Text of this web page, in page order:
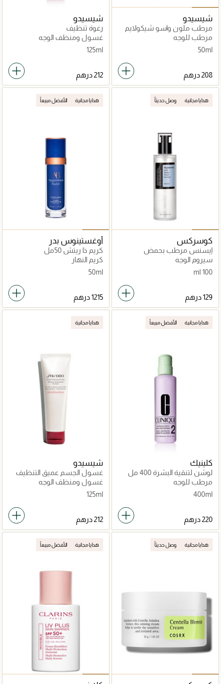
شيسيدو
مرطب ملون واسو شيكولايم
50مل
مرطب للوجه
50ml
شيسيدو
رغوة تنظيف
غسول ومنظف الوجه
125ml
هدايا مجانية وصل حديثاً
كوسركس
إيسنس مرطب بحمض
الهيالورونيك
سيروم الوجه
100 ml
هدايا مجانية الأفضل مبيعاً
أوغستينوس بدر
كريم ذا ريتش 50مل
كريم النهار
50ml
هدايا مجانية الأفضل مبيعاً
كلينيك
لوشن لتنقية البشرة 400 مل
مرطب للوجه
400ml
هدايا مجانية
شيسيدو
غسول الجسم عميق التنظيف
من شيسيدو
غسول ومنظف الوجه
125ml
هدايا مجانية وصل حديثاً هدايا مجانية الأفضل مبيعاً